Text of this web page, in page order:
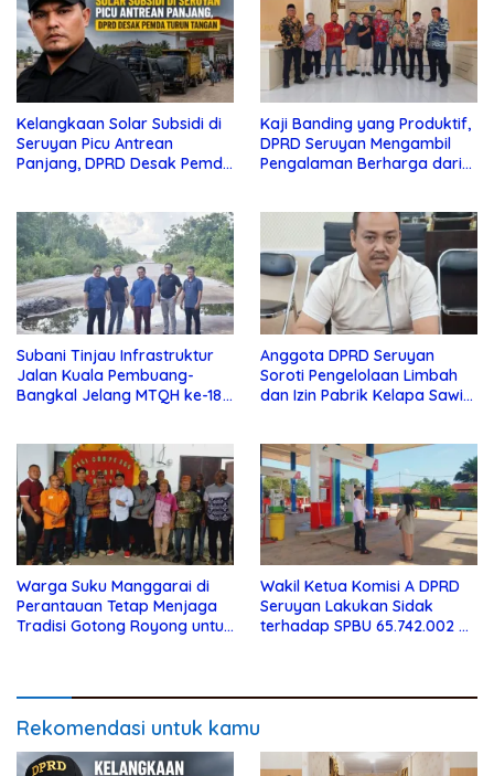
Kelangkaan Solar Subsidi di
Seruyan Picu Antrean
Panjang, DPRD Desak Pemda
Kaji Banding yang Produktif,
DPRD Seruyan Mengambil
Pengalaman Berharga dari
Subani Tinjau Infrastruktur
Jalan Kuala Pembuang-
Bangkal Jelang MTQH ke-18
Anggota DPRD Seruyan
Soroti Pengelolaan Limbah
dan Izin Pabrik Kelapa Sawit
Warga Suku Manggarai di
Perantauan Tetap Menjaga
Tradisi Gotong Royong untuk
Wakil Ketua Komisi A DPRD
Seruyan Lakukan Sidak
terhadap SPBU 65.742.002 di
Rekomendasi untuk kamu